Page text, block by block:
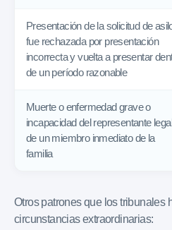
Presentación de la solicitud de
fue rechazada por presentación
incorrecta y vuelta a presentar
de un período razonable
Muerte o enfermedad grave o
incapacidad del representante
de un miembro inmediato de la
familia
Otros patrones que los tribunales
circunstancias extraordinarias: